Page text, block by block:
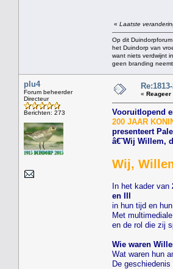
« Laatste
Op dit
het Duindorp van
want niets verdwijnt
geen branding
plu4
Forum beheerder
Directeur
Berichten: 273
« Reageer
Vooruitlopend
200 JAAR
presenteert
â€˜Wij Willem,
Wij,
In het kader van
en III
in hun tijd en
Met
en de rol die zij
Wie waren
Wat waren hun
De